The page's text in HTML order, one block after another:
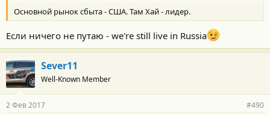
и
:
Основной рынок сбыта - США. Там Хай - лидер.
Если ничего не путаю - we're still live in Russia
Sever11
Well-Known Member
2 Фев 2017 #490